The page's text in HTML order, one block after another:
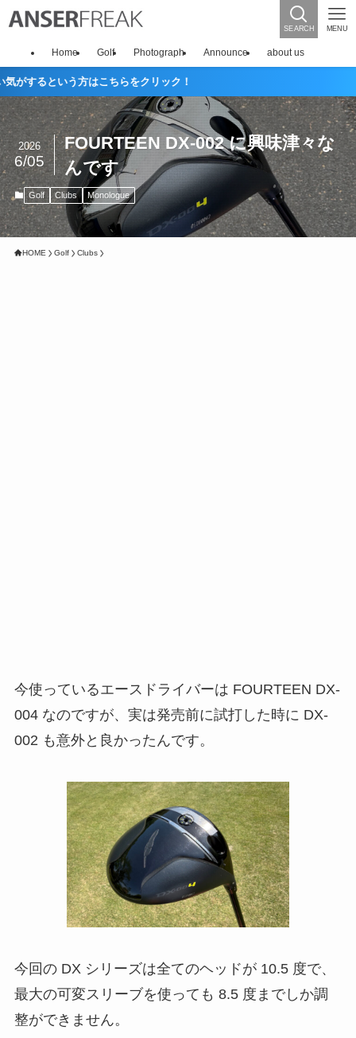
SEARCH MENU
Home Golf Photograph Announce about us
う方はこちらをクリック！
FOURTEEN DX-002 に興味津々な
んです
2026
6/05
Golf Clubs Monologue
HOME Golf Clubs
今使っているエースドライバーは FOURTEEN DX-
004 なのですが、実は発売前に試打した時に DX-
002 も意外と良かったんです。
今回の DX シリーズは全てのヘッドが 10.5 度で、
最大の可変スリーブを使っても 8.5 度までしか調
整ができません。